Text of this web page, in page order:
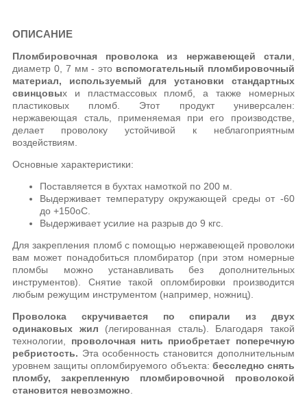
ОПИСАНИЕ
Пломбировочная проволока из нержавеющей стали,
диаметр 0, 7 мм - это вспомогательный пломбировочный
материал, используемый для установки стандартных
свинцовых и пластмассовых пломб, а также номерных
пластиковых пломб. Этот продукт универсален:
нержавеющая сталь, применяемая при его производстве,
делает проволоку устойчивой к неблагоприятным
воздействиям.
Основные характеристики:
Поставляется в бухтах намоткой по 200 м.
Выдерживает температуру окружающей среды от -60
до +150оС.
Выдерживает усилие на разрыв до 9 кгс.
Для закрепления пломб с помощью нержавеющей проволоки
вам может понадобиться пломбиратор (при этом номерные
пломбы можно устанавливать без дополнительных
инструментов). Снятие такой опломбировки производится
любым режущим инструментом (например, ножниц).
Проволока скручивается по спирали из двух
одинаковых жил (легированная сталь). Благодаря такой
технологии, проволочная нить приобретает поперечную
ребристость. Эта особенность становится дополнительным
уровнем защиты опломбируемого объекта: бесследно снять
пломбу, закрепленную пломбировочной проволокой
становится невозможно.